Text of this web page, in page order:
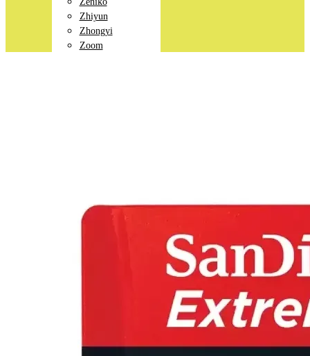
Zhiyun
Zhongyi
Zoom